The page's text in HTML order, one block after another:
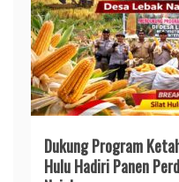
Dukung Program
Hulu Hadiri Panen